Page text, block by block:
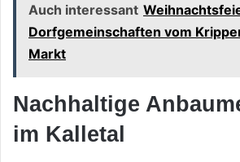
Auch interessant
Dorfgemeinschaften vom
Markt
Nachhaltige
im Kalletal